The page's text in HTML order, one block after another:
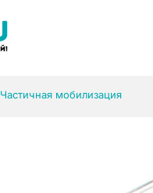
Частичная мобилизация